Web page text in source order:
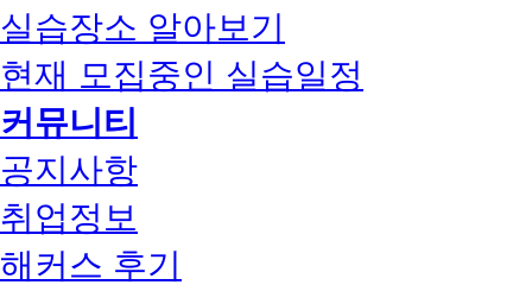
실습장소 알아보기
현재 모집중인 실습일정
커뮤니티
공지사항
취업정보
해커스 후기